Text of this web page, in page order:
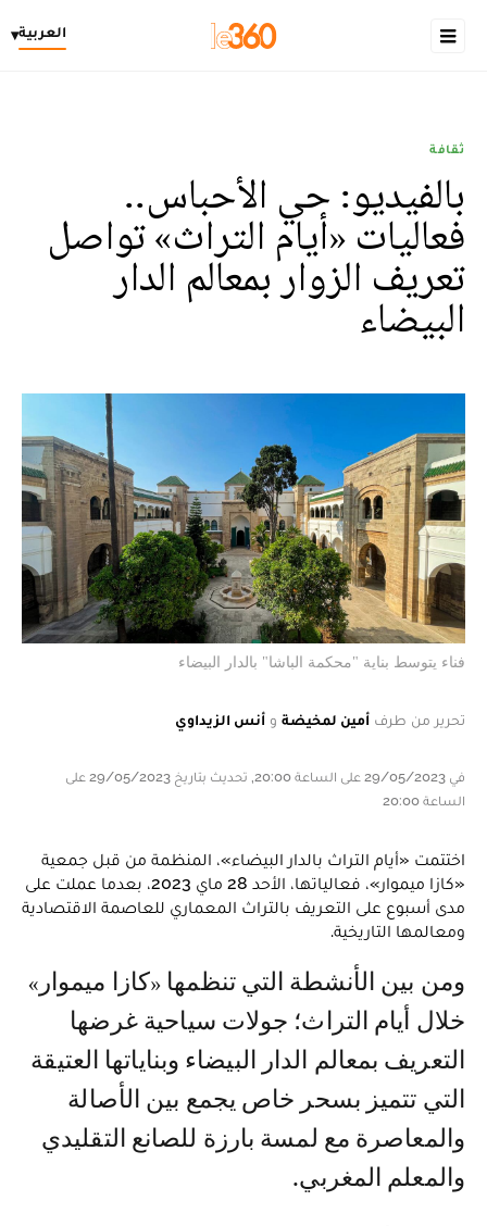
العربية▾
ثقافة
بالفيديو: حي الأحباس..
فعاليات «أيام التراث» تواصل
تعريف الزوار بمعالم الدار
البيضاء
فناء يتوسط بناية "محكمة الباشا" بالدار البيضاء
تحرير من طرف أمين لمخيضة و أنس الزيداوي
في 29/05/2023 على الساعة 20:00, تحديث بتاريخ 29/05/2023 على
الساعة 20:00
اختتمت «أيام التراث بالدار البيضاء»، المنظمة من قبل جمعية
«كازا ميموار»، فعالياتها، الأحد 28 ماي 2023، بعدما عملت على
مدى أسبوع على التعريف بالتراث المعماري للعاصمة الاقتصادية
ومعالمها التاريخية.
ومن بين الأنشطة التي تنظمها «كازا ميموار»
خلال أيام التراث؛ جولات سياحية غرضها
التعريف بمعالم الدار البيضاء وبناياتها العتيقة
التي تتميز بسحر خاص يجمع بين الأصالة
والمعاصرة مع لمسة بارزة للصانع التقليدي
والمعلم المغربي.